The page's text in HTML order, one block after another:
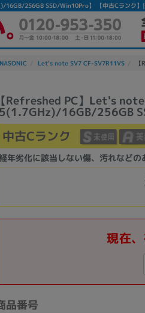
256GB SSD/Win10Pro】 【中古Cランク】|
Let's note SV7 CF-SV7R11VS
【Refreshed PC】Let's
16GB/256GB
中古Cランク
年劣化に該当しない傷、汚れなどの
現在
品番号